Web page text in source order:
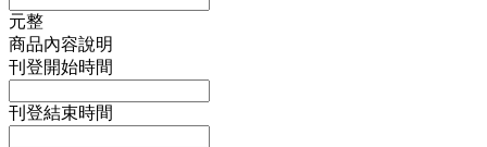
元整
商品內容說明
刊登開始時間
刊登結束時間